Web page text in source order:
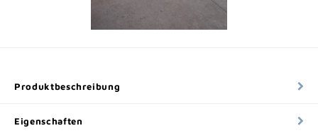
Produktbeschreibung
Eigenschaften